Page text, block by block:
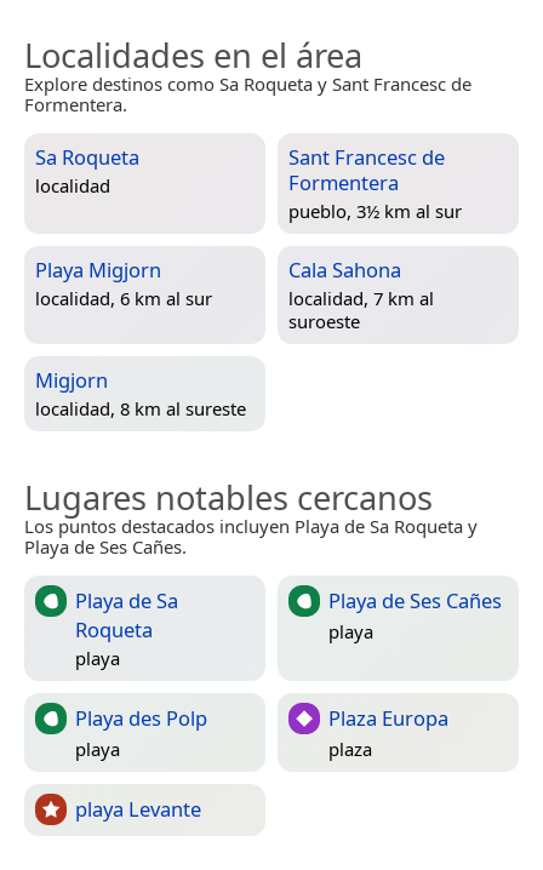
Localidades en el área
Explore destinos como Sa Roqueta y Sant Francesc de
Formentera.
Sa Roqueta
localidad
Sant Francesc de
Formentera
pueblo, 3½ km al sur
Playa Migjorn
localidad, 6 km al sur
Cala Sahona
localidad, 7 km al
suroeste
Migjorn
localidad, 8 km al sureste
Lugares notables cercanos
Los puntos destacados incluyen Playa de Sa Roqueta y
Playa de Ses Cañes.
Playa de Sa
Roqueta
playa
Playa de Ses Cañes
playa
Playa des Polp
playa
Plaza Europa
plaza
playa Levante